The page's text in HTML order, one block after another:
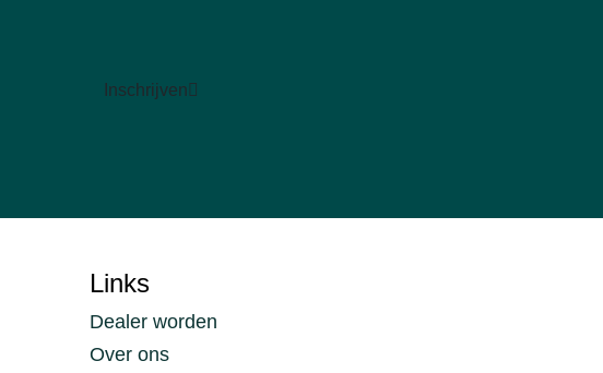
Inschrijven
Links
Dealer worden
Over ons